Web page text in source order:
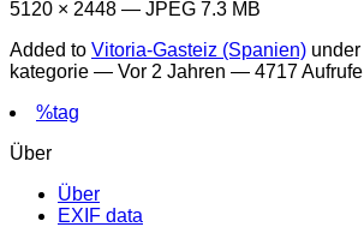
5120 × 2448 — JPEG 7.3 MB
Added to Vitoria-Gasteiz (Spanien) under
kategorie — Vor 2 Jahren — 4717 Aufrufe
%tag
Über
Über
EXIF data